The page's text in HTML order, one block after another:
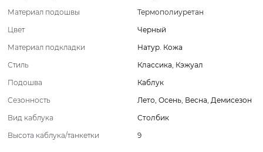
Материал подошвы
Термополиуретан
Цвет
Черный
Материал подкладки
Натур. Кожа
Стиль
Классика, Кэжуал
Подошва
Каблук
Сезонность
Лето, Осень, Весна, Демисезон
Вид каблука
Столбик
Высота каблука/танкетки
9